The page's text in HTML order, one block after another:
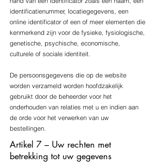
identificatienummer, locatiegegevens, een
online identificator of een of meer elementen die
kenmerkend zijn voor de fysieke, fysiologische,
genetische, psychische, economische,
culturele of sociale identiteit.
De persoonsgegevens die op de website
worden verzameld worden hoofdzakelijk
gebruikt door de beheerder voor het
onderhouden van relaties met u en indien aan
de orde voor het verwerken van uw
bestellingen.
Artikel 7 – Uw rechten met
betrekking tot uw gegevens